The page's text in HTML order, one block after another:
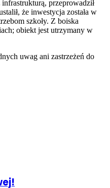
infrastrukturą, przeprowadził
że inwestycja została w
szkoły. Z boiska
obiekt jest utrzymany w
uwag ani zastrzeżeń do